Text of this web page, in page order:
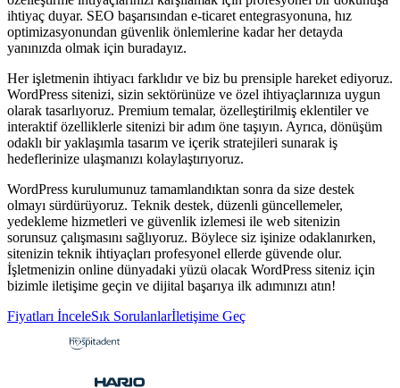
ihtiyaç duyar. SEO başarısından e-ticaret entegrasyonuna, hız
optimizasyonundan güvenlik önlemlerine kadar her detayda
yanınızda olmak için buradayız.
Her işletmenin ihtiyacı farklıdır ve biz bu prensiple hareket ediyoruz.
WordPress sitenizi, sizin sektörünüze ve özel ihtiyaçlarınıza uygun
olarak tasarlıyoruz. Premium temalar, özelleştirilmiş eklentiler ve
interaktif özelliklerle sitenizi bir adım öne taşıyın. Ayrıca, dönüşüm
odaklı bir yaklaşımla tasarım ve içerik stratejileri sunarak iş
hedeflerinize ulaşmanızı kolaylaştırıyoruz.
WordPress kurulumunuz tamamlandıktan sonra da size destek
olmayı sürdürüyoruz. Teknik destek, düzenli güncellemeler,
yedekleme hizmetleri ve güvenlik izlemesi ile web sitenizin
sorunsuz çalışmasını sağlıyoruz. Böylece siz işinize odaklanırken,
sitenizin teknik ihtiyaçları profesyonel ellerde güvende olur.
İşletmenizin online dünyadaki yüzü olacak WordPress siteniz için
bizimle iletişime geçin ve dijital başarıya ilk adımınızı atın!
Fiyatları İnceleSık Sorulanlarİletişime Geç